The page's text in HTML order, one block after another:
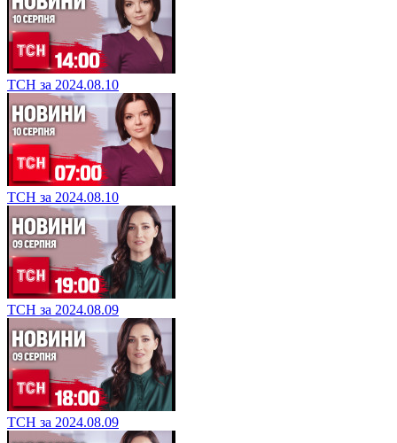
ТСН за 2024.08.10
ТСН за 2024.08.10
ТСН за 2024.08.09
ТСН за 2024.08.09